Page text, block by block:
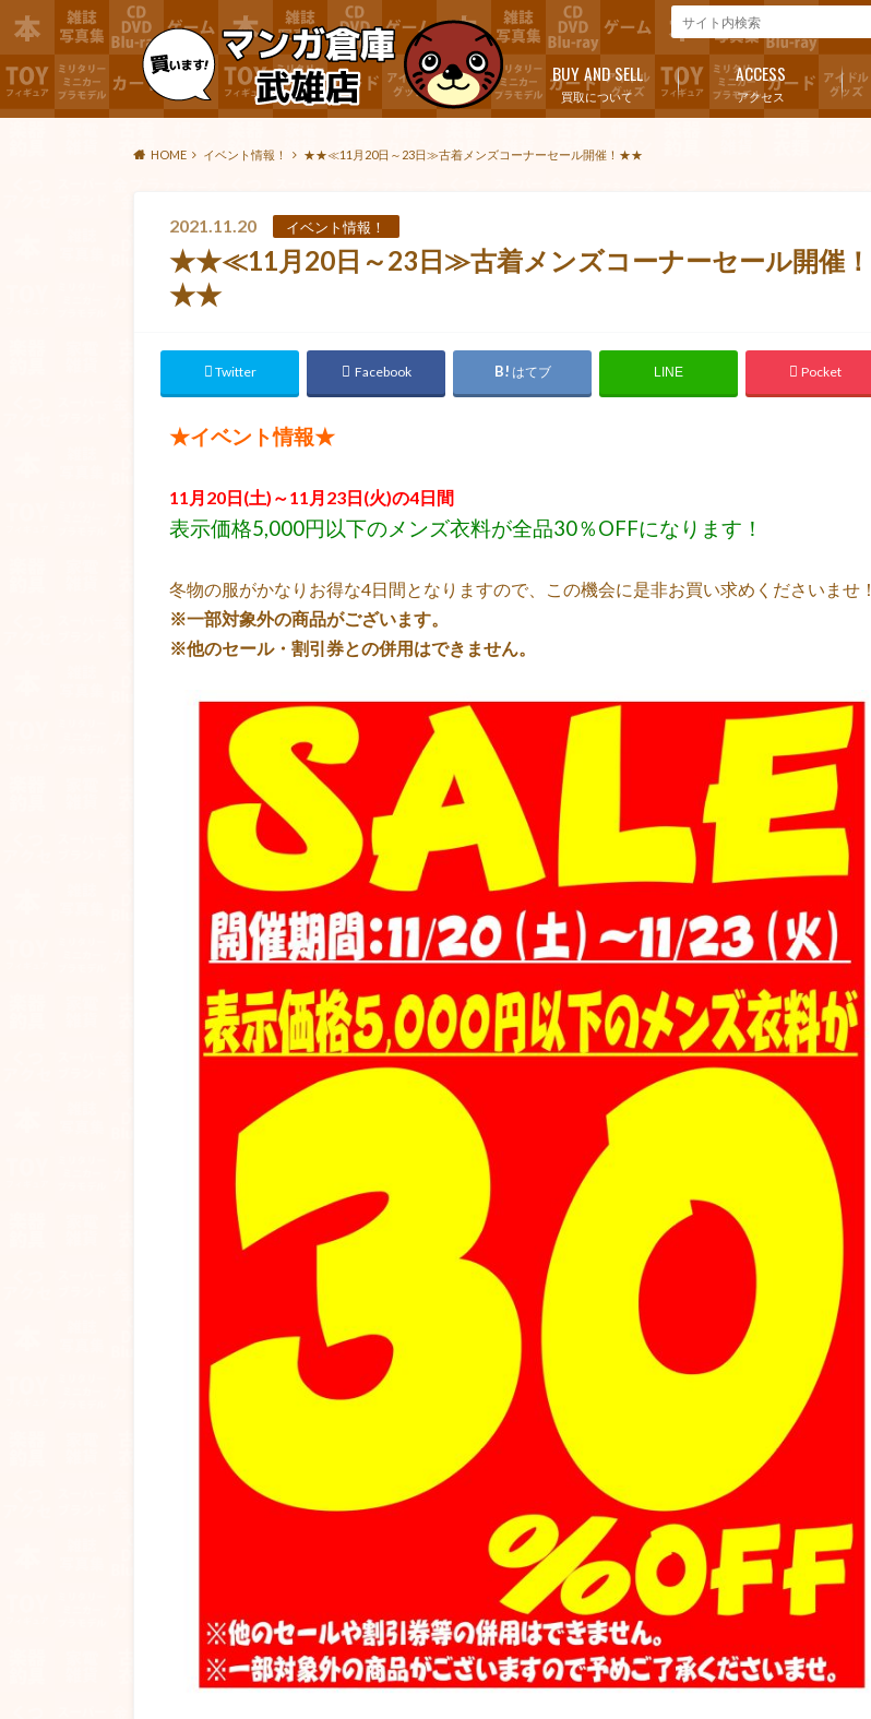
買取について
BUY AND SELL
アクセス
ACCESS
HOME イベント情報！ ★★≪11月20日～23日≫古着メンズコーナーセール開催！★★
2021.11.20 イベント情報！
★★≪11月20日～23日≫古着メンズコーナーセール開催！
★★
Twitter Facebook はてブ LINE Pocket
★イベント情報★
11月20日(土)～11月23日(火)の4日間
表示価格5,000円以下のメンズ衣料が全品30％OFFになります！
冬物の服がかなりお得な4日間となりますので、この機会に是非お買い求めくださいませ！
※一部対象外の商品がございます。
※他のセール・割引券との併用はできません。